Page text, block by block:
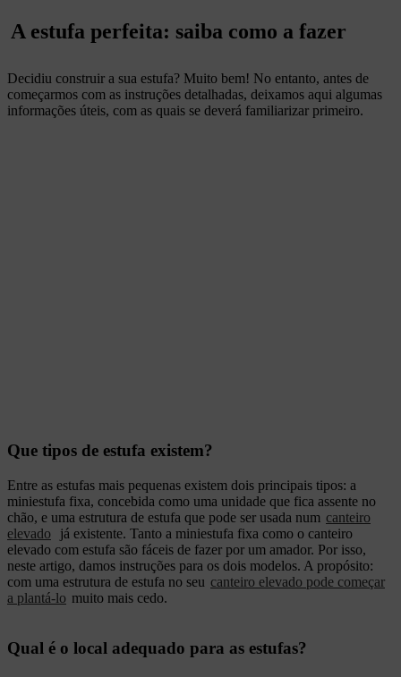
A estufa perfeita: saiba como a fazer
Decidiu construir a sua estufa? Muito bem! No entanto, antes de
começarmos com as instruções detalhadas, deixamos aqui algumas
informações úteis, com as quais se deverá familiarizar primeiro.
Que tipos de estufa existem?
Entre as estufas mais pequenas existem dois principais tipos: a
miniestufa fixa, concebida como uma unidade que fica assente no
chão, e uma estrutura de estufa que pode ser usada num canteiro
elevado
já existente. Tanto a miniestufa fixa como o canteiro
elevado com estufa são fáceis de fazer por um amador. Por isso,
neste artigo, damos instruções para os dois modelos. A propósito:
com uma estrutura de estufa no seu canteiro elevado pode começar
a plantá-lo muito mais cedo.
Qual é o local adequado para as estufas?